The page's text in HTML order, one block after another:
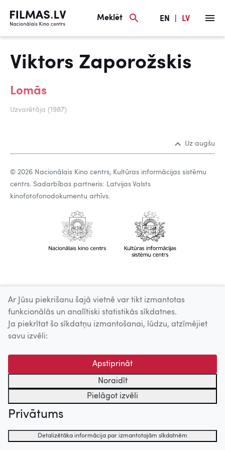
Meklēt EN LV
Viktors Zaporožskis
Lomās
Uzvarētāja (1987)
Uz augšu
© 2026 Nacionālais Kino centrs, Kultūras informācijas sistēmu
centrs. Sadarbības partneris: Latvijas Valsts
kinofotofonodokumentu arhīvs.
Ar Jūsu piekrišanu šajā vietnē var tikt izmantotas
funkcionālās un analītiski statistikās sīkdatnes.
Ja piekrītat šo sīkdatņu izmantošanai, lūdzu, atzīmējiet
savu izvēli:
Apstiprināt
Noraidīt
Pielāgot izvēli
Privātums
Detalizētāka informācija par izmantotajām sīkdatnēm